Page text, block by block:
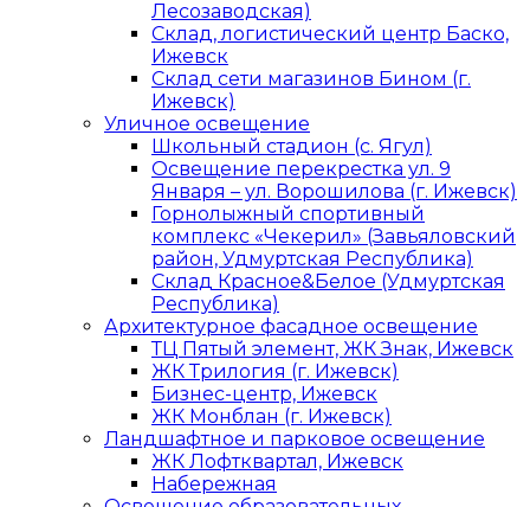
Лесозаводская)
Склад, логистический центр Баско,
Ижевск
Склад сети магазинов Бином (г.
Ижевск)
Уличное освещение
Школьный стадион (с. Ягул)
Освещение перекрестка ул. 9
Января – ул. Ворошилова (г. Ижевск)
Горнолыжный спортивный
комплекс «Чекерил» (Завьяловский
район, Удмуртская Республика)
Склад Красное&Белое (Удмуртская
Республика)
Архитектурное фасадное освещение
ТЦ Пятый элемент, ЖК Знак, Ижевск
ЖК Трилогия (г. Ижевск)
Бизнес-центр, Ижевск
ЖК Монблан (г. Ижевск)
Ландшафтное и парковое освещение
ЖК Лофтквартал, Ижевск
Набережная